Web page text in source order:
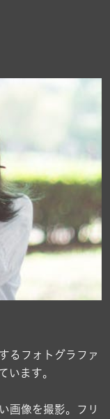
るフォトグラファ
います。
画像を撮影。フリ